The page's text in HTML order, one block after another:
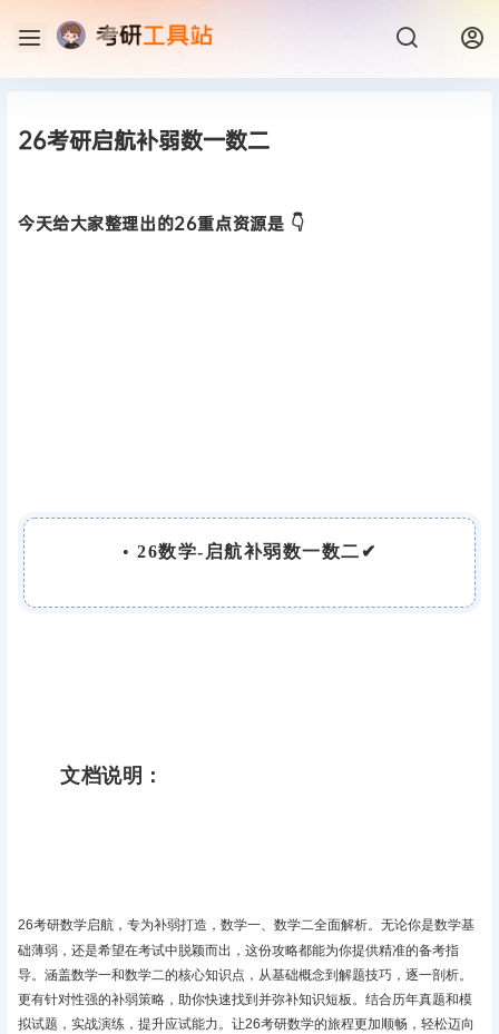
26考研启航补弱数一数二
今天给大家整理出的26重点资源是 👇
• 26数学-启航补弱数一数二✔
文档说明：
26考研数学启航，专为补弱打造，数学一、数学二全面解析‌。无论你是数学基
础薄弱，还是希望在考试中脱颖而出，这份攻略都能为你提供精准的备考指
导。涵盖数学一和数学二的核心知识点，从基础概念到解题技巧，逐一剖析。
更有针对性强的补弱策略，助你快速找到并弥补知识短板。结合历年真题和模
拟试题，实战演练，提升应试能力。让26考研数学的旅程更加顺畅，轻松迈向